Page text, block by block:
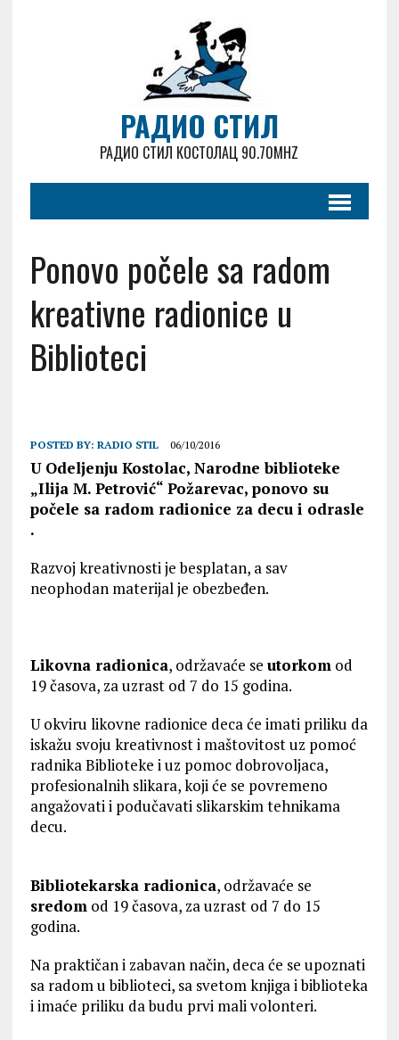
РАДИО СТИЛ
РАДИО СТИЛ КОСТОЛАЦ 90.70MHZ
Ponovo počele sa radom
kreativne radionice u
Biblioteci
POSTED BY: RADIO STIL 06/10/2016
U Odeljenju Kostolac, Narodne biblioteke
„Ilija M. Petrović“ Požarevac, ponovo su
počele sa radom radionice za decu i odrasle
.
Razvoj kreativnosti je besplatan, a sav
neophodan materijal je obezbeđen.
Likovna radionica, održavaće se utorkomod
19 časova, za uzrast od 7 do 15 godina.
U okviru likovne radionice deca će imati priliku da
iskažu svoju kreativnost i maštovitost uz pomoć
radnika Biblioteke i uz pomoc dobrovoljaca,
profesionalnih slikara, koji će se povremeno
angažovati i podučavati slikarskim tehnikama
decu.
Bibliotekarska radionica, održavaće se
sredomod 19 časova, za uzrast od 7 do 15
godina.
Na praktičan i zabavan način, deca će se upoznati
sa radom u biblioteci, sa svetom knjiga i biblioteka
i imaće priliku da budu prvi mali volonteri.